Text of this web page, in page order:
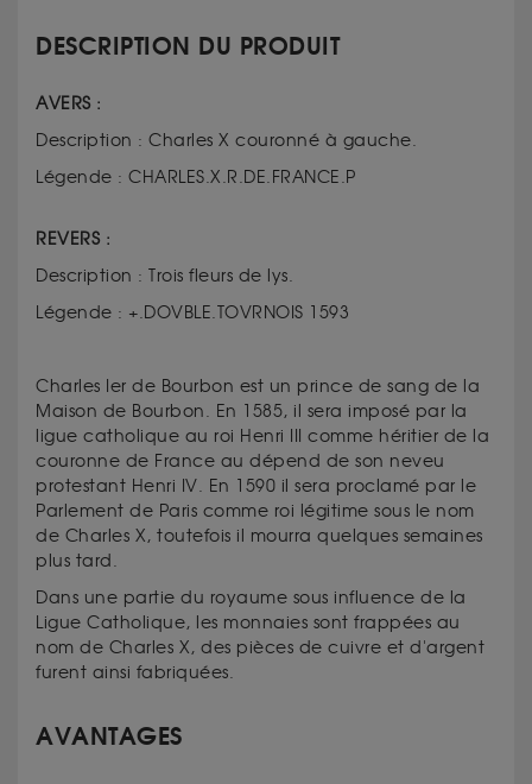
DESCRIPTION DU PRODUIT
AVERS :
Description : Charles X couronné à gauche.
Légende : CHARLES.X.R.DE.FRANCE.P
REVERS :
Description : Trois fleurs de lys.
Légende : +.DOVBLE.TOVRNOIS 1593
Charles Ier de Bourbon est un prince de sang de la
Maison de Bourbon. En 1585, il sera imposé par la
ligue catholique au roi Henri III comme héritier de la
couronne de France au dépend de son neveu
protestant Henri IV. En 1590 il sera proclamé par le
Parlement de Paris comme roi légitime sous le nom
de Charles X, toutefois il mourra quelques semaines
plus tard.
Dans une partie du royaume sous influence de la
Ligue Catholique, les monnaies sont frappées au
nom de Charles X, des pièces de cuivre et d'argent
furent ainsi fabriquées.
AVANTAGES